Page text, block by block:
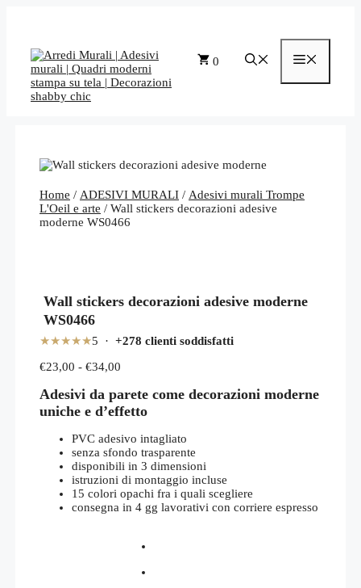
0
Home / ADESIVI MURALI / Adesivi murali Trompe
L'Oeil e arte / Wall stickers decorazioni adesive
moderne WS0466
Wall stickers decorazioni adesive moderne
WS0466
★★★★★5 · +278 clienti soddisfatti
€23,00 - €34,00
prezzo:
da
€23,00
a
€34,00
Adesivi da parete come decorazioni moderne
uniche e d’effetto
PVC adesivo intagliato
senza sfondo trasparente
disponibili in 3 dimensioni
istruzioni di montaggio incluse
15 colori opachi fra i quali scegliere
consegna in 4 gg lavorativi con corriere espresso